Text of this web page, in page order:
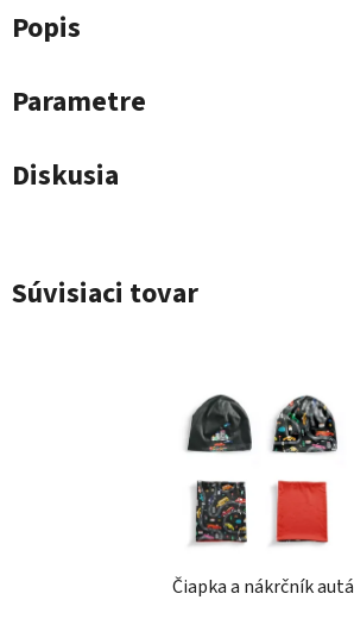
Popis
Parametre
Diskusia
Súvisiaci tovar
Čiapka a nákrčník autá